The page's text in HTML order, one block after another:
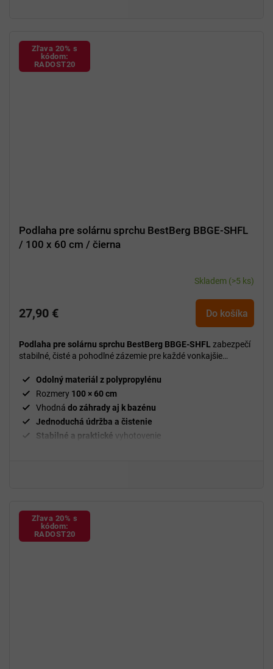
Zľava 20% s
kódom:
RADOST20
Podlaha pre solárnu sprchu BestBerg BBGE-SHFL
/ 100 x 60 cm / čierna
Skladem (>5 ks)
27,90 € Do košíka
Podlaha pre solárnu sprchu BestBerg BBGE-SHFL zabezpečí
stabilné, čisté a pohodlné zázemie pre každé vonkajšie
Odolný materiál z polypropylénu
Rozmery 100 × 60 cm
Vhodná do záhrady aj k bazénu
Jednoduchá údržba a čistenie
Stabilné a praktické vyhotovenie
Zľava 20% s
kódom:
RADOST20